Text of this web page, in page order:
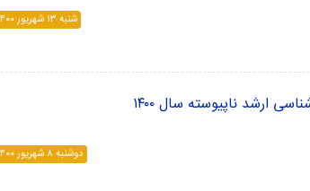
شنبه ۱۳ شهريور ۱۴۰۰
ارشد ناپیوسته سال ۱۴۰۰
دوشنبه ۸ شهريور ۱۴۰۰